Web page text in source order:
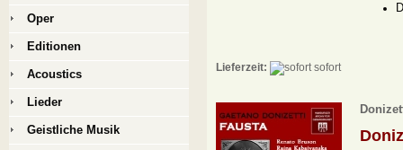
Lieferzeit: sofort
Oper
Editionen
Acoustics
Lieder
Geistliche Musik